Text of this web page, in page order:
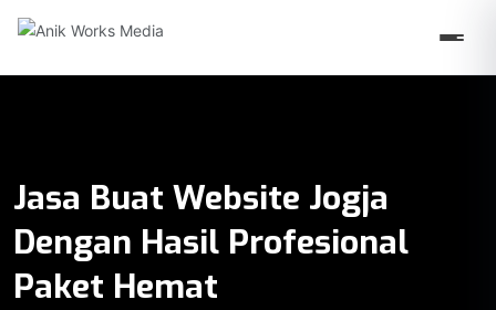
Jasa Buat Website Jogja
Dengan Hasil Profesional
Paket Hemat